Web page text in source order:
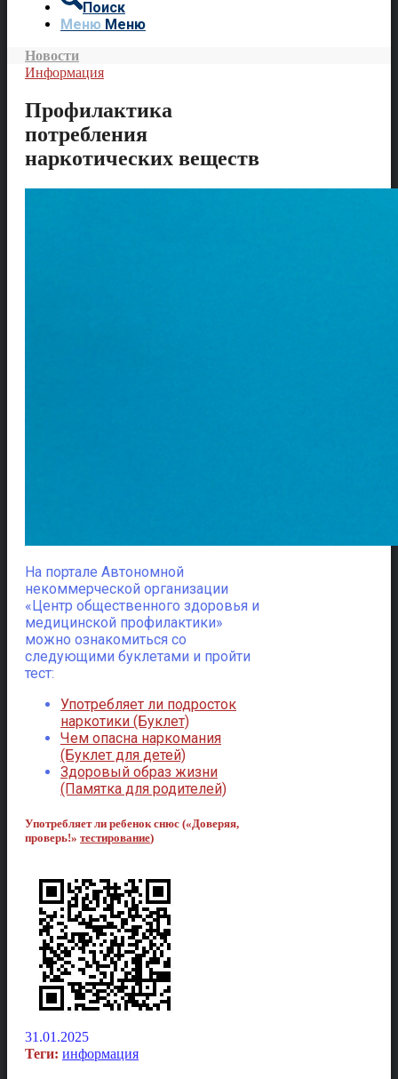
Поиск
Меню Меню
Новости
Информация
Профилактика
потребления
наркотических веществ
На портале Автономной
некоммерческой организации
«Центр общественного здоровья и
медицинской профилактики»
можно ознакомиться со
следующими буклетами и пройти
тест:
Употребляет ли подросток
наркотики (Буклет)
Чем опасна наркомания
(Буклет для детей)
Здоровый образ жизни
(Памятка для родителей)
Употребляет ли ребенок снюс («Доверяя,
проверь!» тестирование)
31.01.2025
Теги: информация